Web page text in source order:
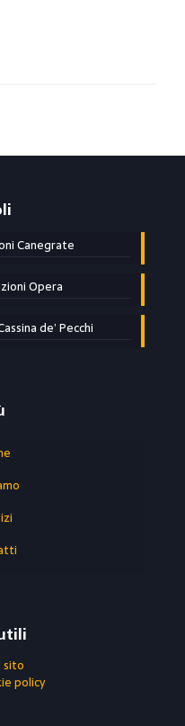
Canegrate
Opera
de’ Pecchi
sito
policy